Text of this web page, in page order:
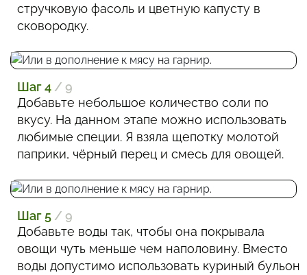
стручковую фасоль и цветную капусту в
сковородку.
Шаг 4 / 9
Добавьте небольшое количество соли по
вкусу. На данном этапе можно использовать
любимые специи. Я взяла щепотку молотой
паприки, чёрный перец и смесь для овощей.
Шаг 5 / 9
Добавьте воды так, чтобы она покрывала
овощи чуть меньше чем наполовину. Вместо
воды допустимо использовать куриный бульон